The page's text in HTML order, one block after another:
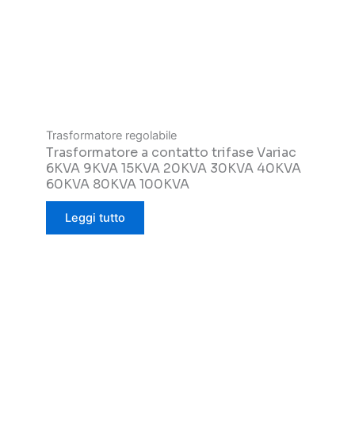
Trasformatore regolabile
Trasformatore a contatto trifase Variac
6KVA 9KVA 15KVA 20KVA 30KVA 40KVA
60KVA 80KVA 100KVA
Leggi tutto